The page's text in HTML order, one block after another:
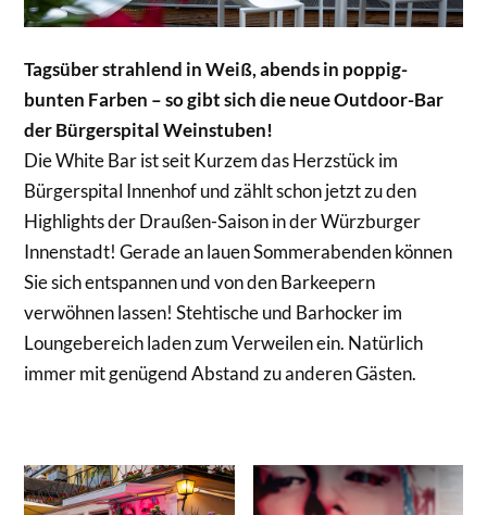
Tagsüber strahlend in Weiß, abends in poppig-
bunten Farben – so gibt sich die neue Outdoor-Bar
der Bürgerspital Weinstuben!
Die White Bar ist seit Kurzem das Herzstück im
Bürgerspital Innenhof und zählt schon jetzt zu den
Highlights der Draußen-Saison in der Würzburger
Innenstadt! Gerade an lauen Sommerabenden können
Sie sich entspannen und von den Barkeepern
verwöhnen lassen! Stehtische und Barhocker im
Loungebereich laden zum Verweilen ein. Natürlich
immer mit genügend Abstand zu anderen Gästen.